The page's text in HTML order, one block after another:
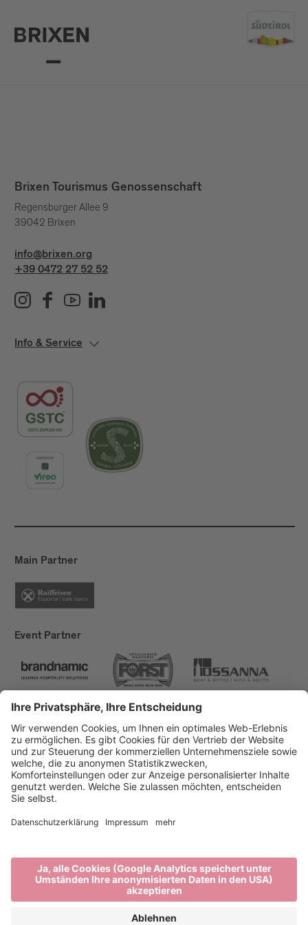
Brixen Tourismus Genossenschaft
Regensburger Allee 9
39042 Brixen
info@brixen.org
+39 0472 27 52 52
Info & Service
Main Partner
Event Partner
Brixen Tourismus
Privacy
Impressum
Förderungen
produced by